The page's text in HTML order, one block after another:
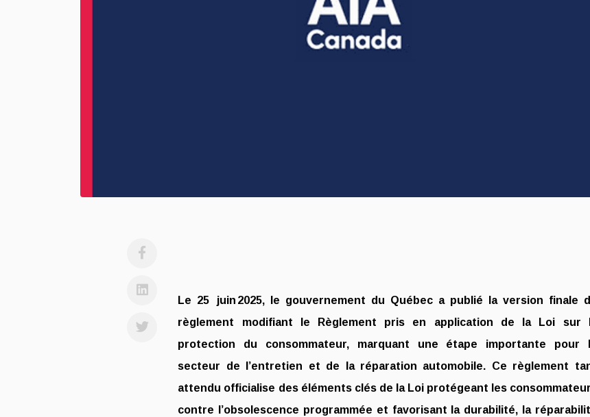
Le 25 juin 2025, le gouvernement du Québec a publié la version finale
règlement modifiant le Règlement pris en application de la Loi sur
protection du consommateur, marquant une étape importante pour
secteur de l’entretien et de la réparation automobile. Ce règlement
attendu officialise des éléments clés de la Loi protégeant les
contre l’obsolescence programmée et favorisant la durabilité, la